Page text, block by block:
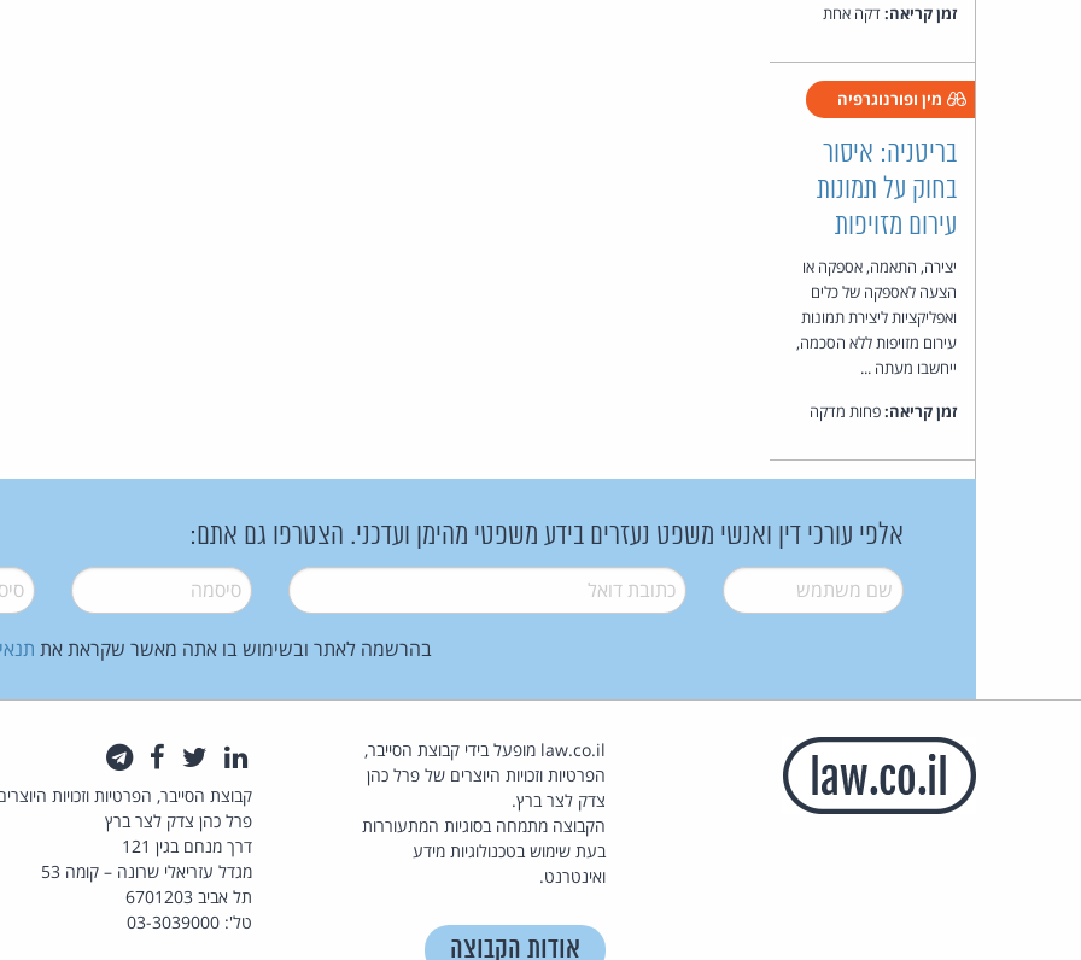
זמן קריאה:דקה אחת
מין ופורנוגרפיה
בריטניה: איסור
בחוק על תמונות
עירום מזויפות
יצירה, התאמה, אספקה או
הצעה לאספקה של כלים
ואפליקציות ליצירת תמונות
עירום מזויפות ללא הסכמה,
ייחשבו מעתה ...
זמן קריאה:פחות מדקה
אלפי עורכי דין ואנשי משפט נעזרים בידע משפטי מהימן ועדכני. הצטרפו גם אתם:
שם משתמש* דואל* סיסמה*
בהרשמה לאתר ובשימוש בו אתה מאשר שקראת את
law.co.il מופעל בידי קבוצת הסייבר,
הפרטיות וזכויות היוצרים של פרל כהן
צדק לצר ברץ.
הקבוצה מתמחה בסוגיות המתעוררות
בעת שימוש בטכנולוגיות מידע
ואינטרנט.
אודות הקבוצה
לינקדאין
טוויטרפייסבוק
קבוצת הסייבר, הפרטיות וזכויות
פרל כהן צדק לצר ברץ
דרך מנחם בגין 121
מגדל עזריאלי שרונה – קומה 53
תל אביב 6701203
טל': 03-3039000